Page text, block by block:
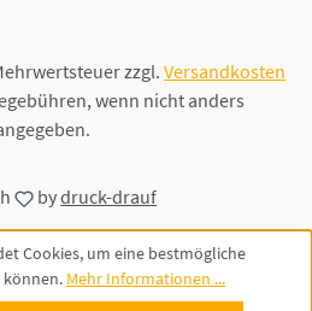
zzgl. Versandkosten
wenn nicht anders
bydruck-drauf
Cookies, um eine bestmögliche
können. Mehr Informationen ...